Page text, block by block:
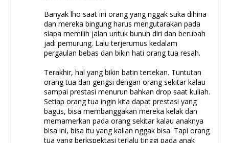
Banyak lho saat ini orang yang nggak suka dihina
dan mereka bingung harus mengutarakan pada
siapa memilih jalan untuk bunuh diri dan berubah
jadi pemurung. Lalu terjerumus kedalam
pergaulan bebas dan bikin hati orang tua resah.
Terakhir, hal yang bikin batin tertekan. Tuntutan
orang tua dan gengsi dengan orang sekitar kalau
sampai prestasi menurun bahkan drop saat kuliah.
Setiap orang tua ingin kita dapat prestasi yang
bagus, bisa membanggakan mereka kelak dan
memamerkan pada orang sekitar kalau anaknya
bisa ini, bisa itu yang kalian nggak bisa. Tapi orang
tua yang berkspektasi terlalu tinggi pada anak